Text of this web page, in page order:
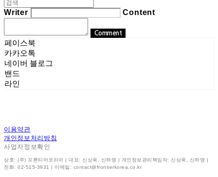
Writer Content
Comment
페이스북
카카오톡
네이버 블로그
밴드
라인
이용약관
개인정보처리방침
사업자정보확인
상호: (주) 프론티어코리아 | 대표: 신상욱, 신하영 | 개인정보관리책임자: 신상욱, 신하영 |
전화: 02-515-3931 | 이메일: contact@frontierkorea.co.kr